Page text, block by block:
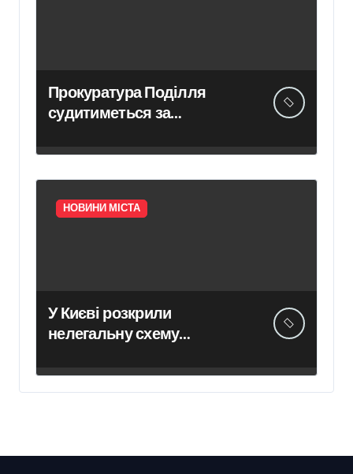
Києві
Прокуратура Поділля
судитиметься за
власності на фіктивну
будівлю в центрі Києва
НОВИНИ МІСТА
У Києві розкрили
нелегальну схему
для іноземних замовників:
двійня загинула через